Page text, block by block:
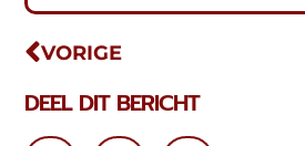
VORIGE
DEEL DIT BERICHT